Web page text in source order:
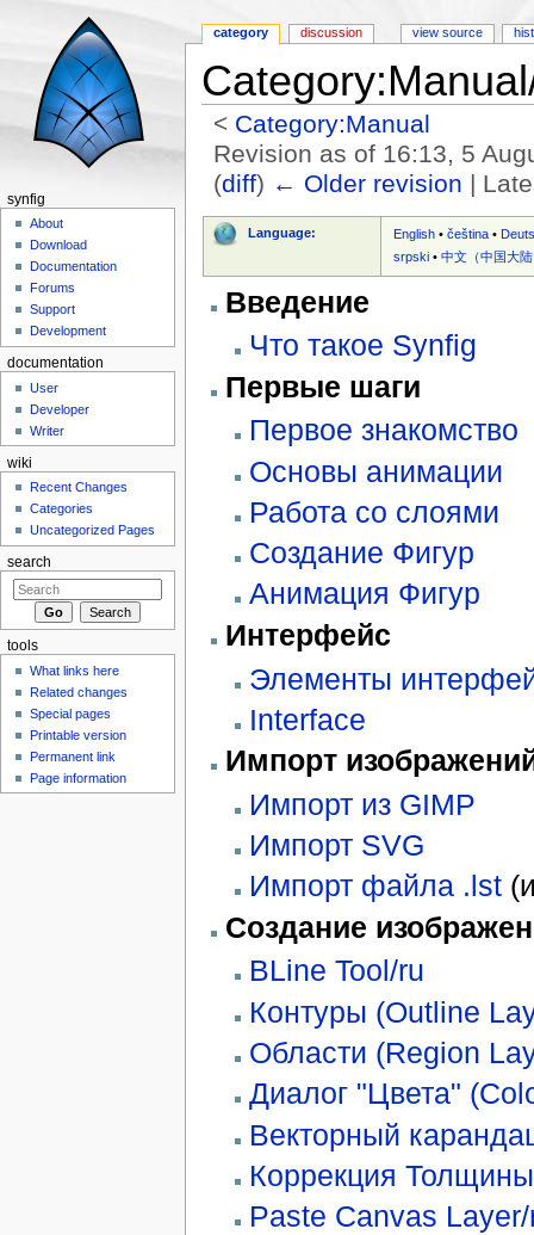
< Category:Manual
Revision as of 16:13, 5
(diff) ← Older revision |
Language: English •čeština •
srpski •中文（中国大
Введение
Что такое Synfig
Первые шаги
Первое знакомство
Основы анимации
Работа со слоями
Создание Фигур
Анимация Фигур
Интерфейс
Элементы
Interface
Импорт
Импорт из GIMP
Импорт SVG
Импорт файла .lst
Создание
BLine Tool/ru
Контуры (Outline
Области (Region
Диалог "Цвета"
Векторный
Коррекция
Paste Canvas
category discussion view source
synfig
About
Download
Documentation
Forums
Support
Development
documentation
User
Developer
Writer
wiki
Recent Changes
Categories
Uncategorized Pages
search
tools
What links here
Related changes
Special pages
Printable version
Permanent link
Page information